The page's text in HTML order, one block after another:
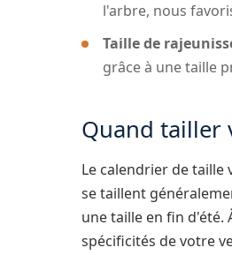
l'arbre, nous
Taille de
grâce à une taille
Quand tailler
Le calendrier de taille
se taillent
une taille en fin d'été.
spécificités de votre